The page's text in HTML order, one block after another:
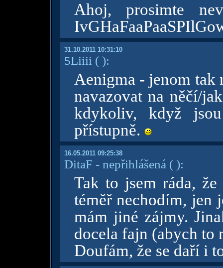
Ahoj, prosimte
31.10.2011 10:31:10
5Liiii ( ):
Aenigma - jenom tak
navazovat na něčí/
kdykoliv, když
přístupně.
16.05.2011 09:25:38
DitaF - nepřihlášená ( ):
Tak to jsem ráda,
téměř nechodím, jen
mám jiné zájmy.
docela fajn (abych
Doufám, že se daří i